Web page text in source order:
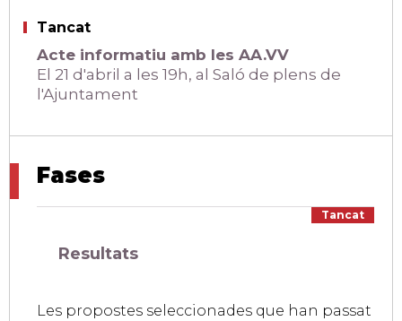
Tancat
Acte informatiu amb les AA.VV
El 21 d'abril a les 19h, al Saló de plens de
l'Ajuntament
Fases
Tancat
Resultats
Les propostes seleccionades que han passat